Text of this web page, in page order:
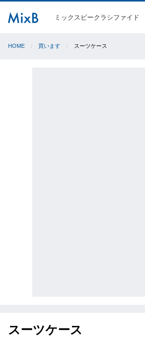
ミックスビークラシファイド
HOME 買います スーツケース
スーツケース